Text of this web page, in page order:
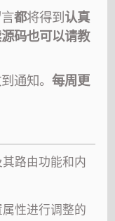
都将得到 认真
码也可以请教
通知。每周更
路由功能和内
性进行调整的